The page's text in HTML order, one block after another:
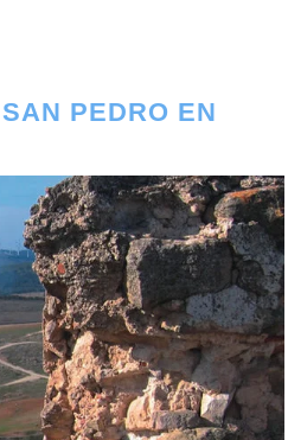
PEDRO EN